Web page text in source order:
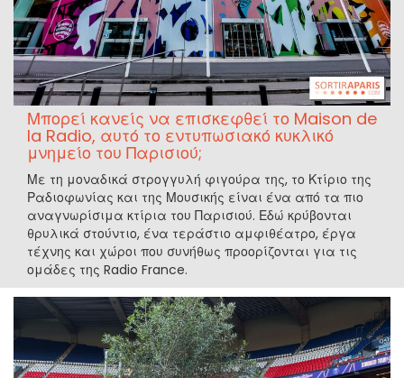
Μπορεί κανείς να επισκεφθεί το Maison de
la Radio, αυτό το εντυπωσιακό κυκλικό
μνημείο του Παρισιού;
Με τη μοναδικά στρογγυλή φιγούρα της, το Κτίριο της
Ραδιοφωνίας και της Μουσικής είναι ένα από τα πιο
αναγνωρίσιμα κτίρια του Παρισιού. Εδώ κρύβονται
θρυλικά στούντιο, ένα τεράστιο αμφιθέατρο, έργα
τέχνης και χώροι που συνήθως προορίζονται για τις
ομάδες της Radio France.